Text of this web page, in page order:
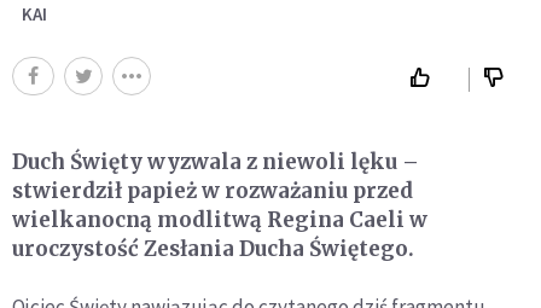
KAI
Duch Święty wyzwala z niewoli lęku –
stwierdził papież w rozważaniu przed
wielkanocną modlitwą Regina Caeli w
uroczystość Zesłania Ducha Świętego.